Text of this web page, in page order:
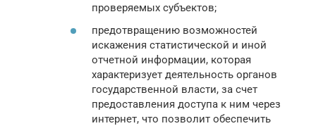
проверяемых субъектов;
предотвращению возможностей
искажения статистической и иной
отчетной информации, которая
характеризует деятельность органов
государственной власти, за счет
предоставления доступа к ним через
интернет, что позволит обеспечить